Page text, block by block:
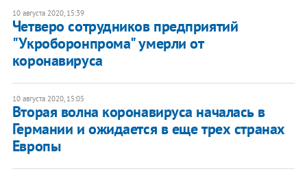
10 августа 2020, 15:39
Четверо сотрудников предприятий
"Укроборонпрома" умерли от
коронавируса
10 августа 2020, 15:05
Вторая волна коронавируса началась в
Германии и ожидается в еще трех странах
Европы